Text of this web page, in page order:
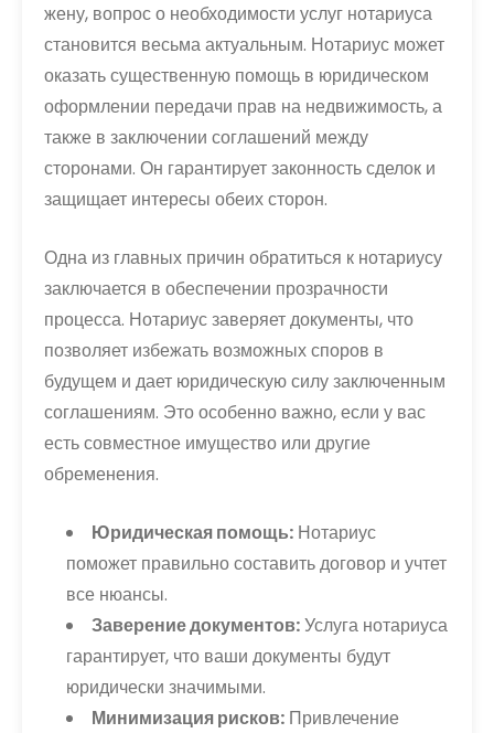
жену, вопрос о необходимости услуг нотариуса
становится весьма актуальным. Нотариус может
оказать существенную помощь в юридическом
оформлении передачи прав на недвижимость, а
также в заключении соглашений между
сторонами. Он гарантирует законность сделок и
защищает интересы обеих сторон.
Одна из главных причин обратиться к нотариусу
заключается в обеспечении прозрачности
процесса. Нотариус заверяет документы, что
позволяет избежать возможных споров в
будущем и дает юридическую силу заключенным
соглашениям. Это особенно важно, если у вас
есть совместное имущество или другие
обременения.
Юридическая помощь: Нотариус
поможет правильно составить договор и учтет
все нюансы.
Заверение документов:Услуга нотариуса
гарантирует, что ваши документы будут
юридически значимыми.
Минимизация рисков: Привлечение